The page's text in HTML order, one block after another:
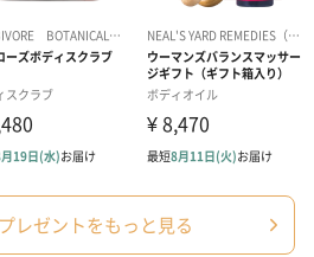
ンです。お相手に直接手渡しする場
めです。
レゼントをもっと見る